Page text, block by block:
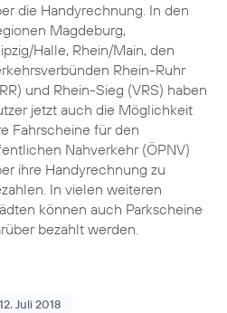
die Handyrechnung. In den
Magdeburg,
Halle, Rhein/Main, den
Rhein-Ruhr
und Rhein-Sieg (VRS) haben
jetzt auch die Möglichkeit
Fahrscheine für den
Nahverkehr (ÖPNV)
ihre Handyrechnung zu
In vielen weiteren
können auch Parkscheine
bezahlt werden.
12. Juli 2018